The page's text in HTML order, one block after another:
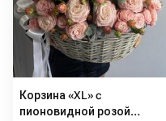
Корзина «XL» c
пионовидной розой